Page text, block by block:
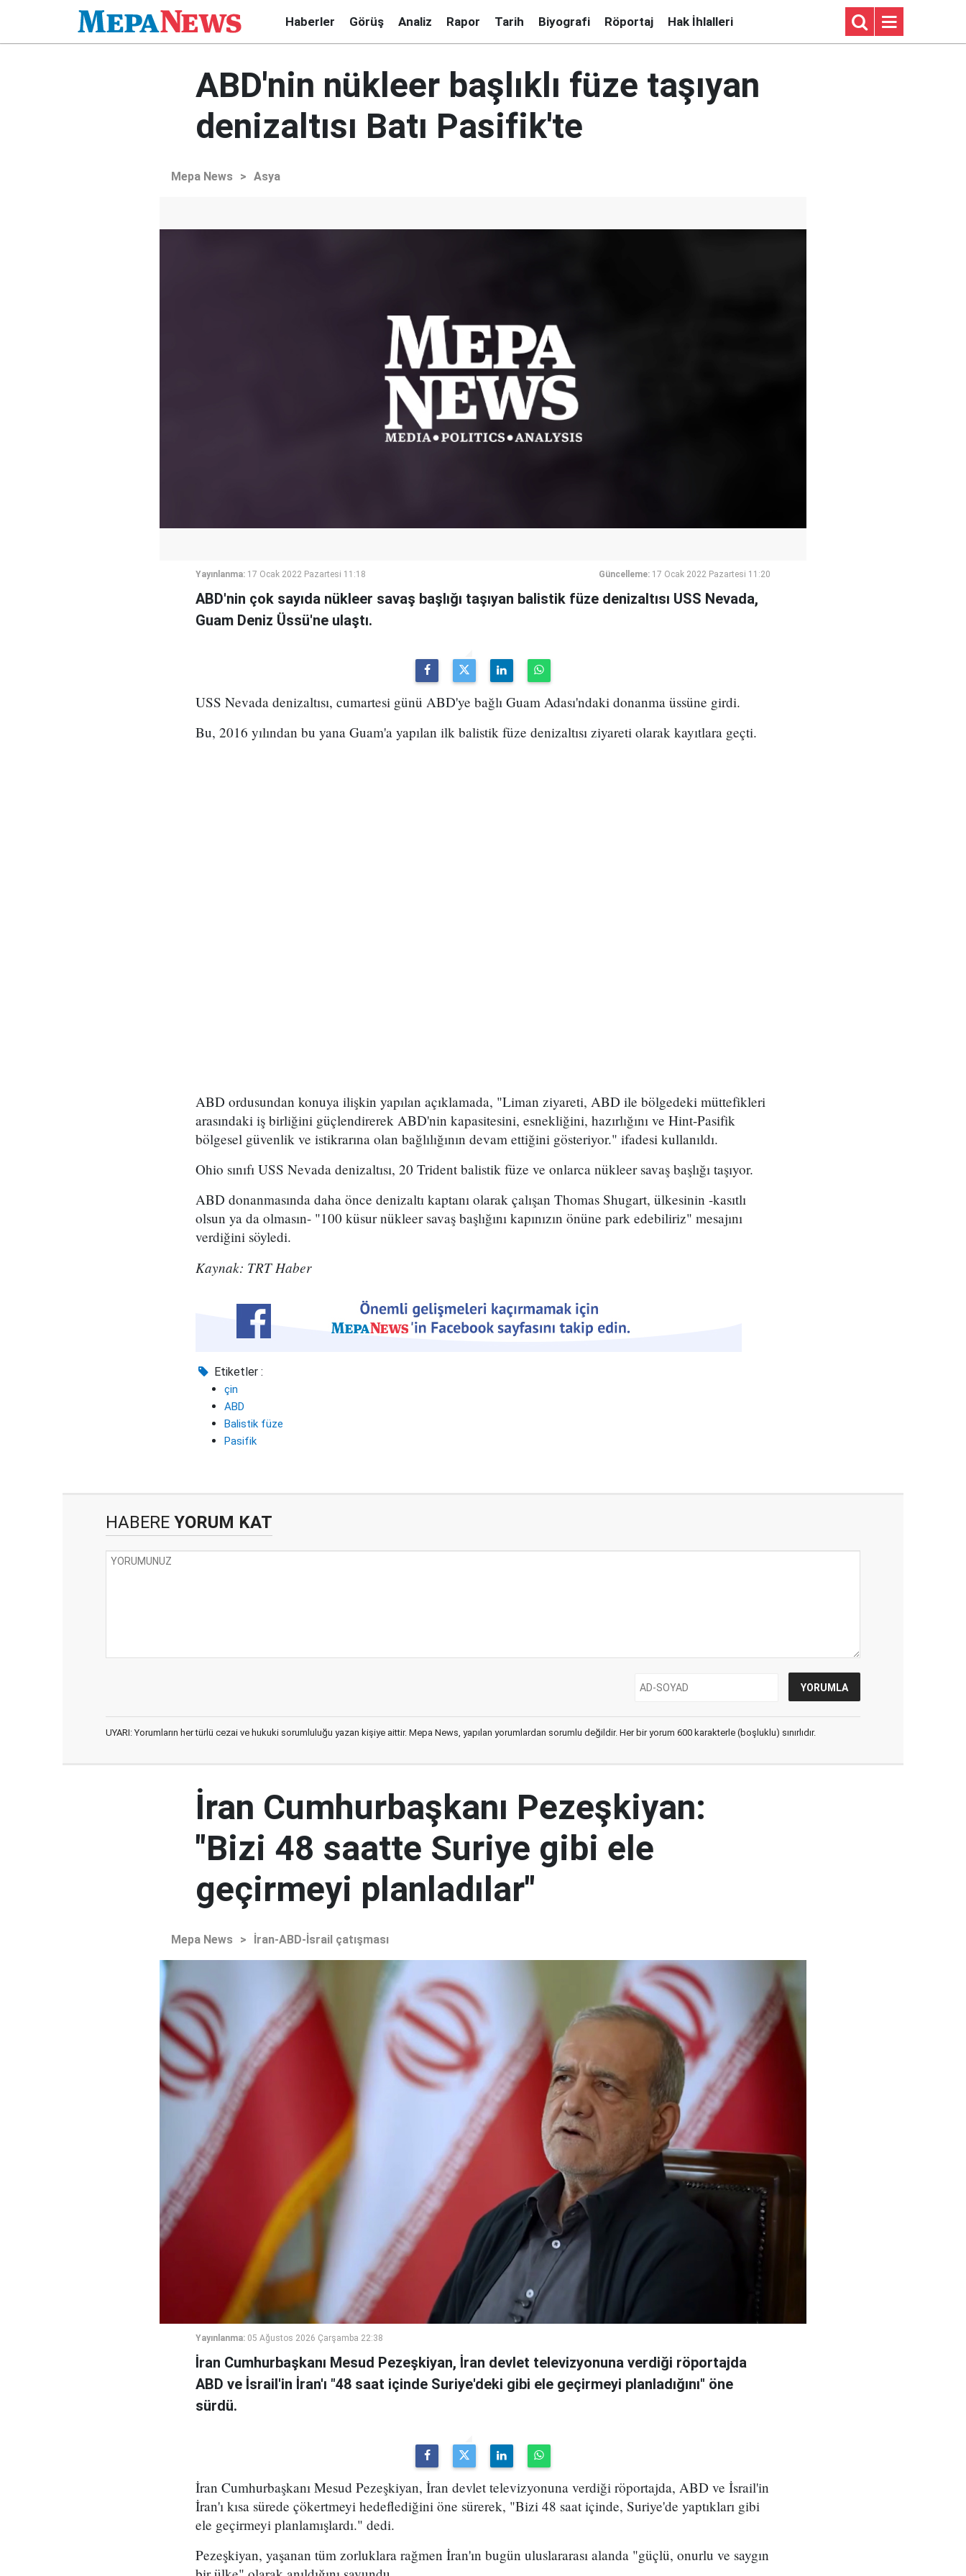
Haberler Görüş Analiz Rapor Tarih Biyografi Röportaj Hak İhlalleri
ABD'nin nükleer başlıklı füze taşıyan
denizaltısı Batı Pasifik'te
Mepa News > Asya
Yayınlanma: 17 Ocak 2022 Pazartesi 11:18 Güncelleme: 17 Ocak 2022 Pazartesi 11:20
ABD'nin çok sayıda nükleer savaş başlığı taşıyan balistik füze denizaltısı USS Nevada,
Guam Deniz Üssü'ne ulaştı.
USS Nevada denizaltısı, cumartesi günü ABD'ye bağlı Guam Adası'ndaki donanma üssüne girdi.
Bu, 2016 yılından bu yana Guam'a yapılan ilk balistik füze denizaltısı ziyareti olarak kayıtlara geçti.
ABD ordusundan konuya ilişkin yapılan açıklamada, "Liman ziyareti, ABD ile bölgedeki müttefikleri
arasındaki iş birliğini güçlendirerek ABD'nin kapasitesini, esnekliğini, hazırlığını ve Hint-Pasifik
bölgesel güvenlik ve istikrarına olan bağlılığının devam ettiğini gösteriyor." ifadesi kullanıldı.
Ohio sınıfı USS Nevada denizaltısı, 20 Trident balistik füze ve onlarca nükleer savaş başlığı taşıyor.
ABD donanmasında daha önce denizaltı kaptanı olarak çalışan Thomas Shugart, ülkesinin -kasıtlı
olsun ya da olmasın- "100 küsur nükleer savaş başlığını kapınızın önüne park edebiliriz" mesajını
verdiğini söyledi.
Kaynak: TRT Haber
Etiketler :
çin
ABD
Balistik füze
Pasifik
HABERE YORUM KAT
UYARI: Yorumların her türlü cezai ve hukuki sorumluluğu yazan kişiye aittir. Mepa News, yapılan yorumlardan sorumlu değildir. Her bir yorum 600 karakterle (boşluklu) sınırlıdır.
İran Cumhurbaşkanı Pezeşkiyan:
"Bizi 48 saatte Suriye gibi ele
geçirmeyi planladılar"
Mepa News > İran-ABD-İsrail çatışması
Yayınlanma: 05 Ağustos 2026 Çarşamba 22:38
İran Cumhurbaşkanı Mesud Pezeşkiyan, İran devlet televizyonuna verdiği röportajda
ABD ve İsrail'in İran'ı "48 saat içinde Suriye'deki gibi ele geçirmeyi planladığını" öne
sürdü.
İran Cumhurbaşkanı Mesud Pezeşkiyan, İran devlet televizyonuna verdiği röportajda, ABD ve İsrail'in
İran'ı kısa sürede çökertmeyi hedeflediğini öne sürerek, "Bizi 48 saat içinde, Suriye'de yaptıkları gibi
ele geçirmeyi planlamışlardı." dedi.
Pezeşkiyan, yaşanan tüm zorluklara rağmen İran'ın bugün uluslararası alanda "güçlü, onurlu ve saygın